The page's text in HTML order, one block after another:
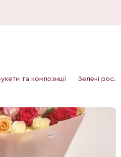
та композиції Зелені